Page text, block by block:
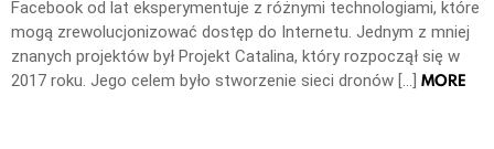
Facebook od lat eksperymentuje z różnymi technologiami, które
mogą zrewolucjonizować dostęp do Internetu. Jednym z mniej
znanych projektów był Projekt Catalina, który rozpoczął się w
2017 roku. Jego celem było stworzenie sieci dronów […] MORE